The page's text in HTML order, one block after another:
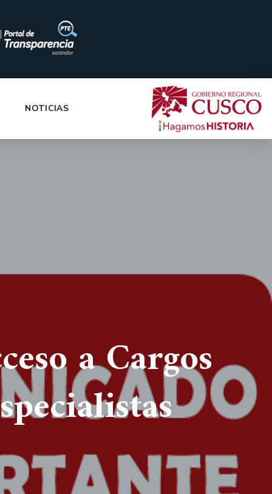
|
NOTICIAS
a Cargos